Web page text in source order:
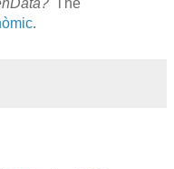
" l'he
.